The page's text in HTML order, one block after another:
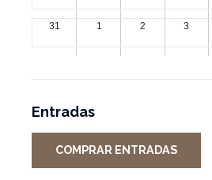
31 1 2 3
Entradas
COMPRAR ENTRADAS